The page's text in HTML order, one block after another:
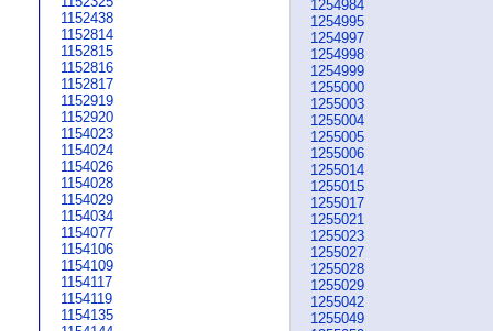
1152438
1152814
1152815
1152816
1152817
1152919
1152920
1154023
1154024
1154026
1154028
1154029
1154034
1154077
1154106
1154109
1154117
1154119
1154135
1254984
1254995
1254997
1254998
1254999
1255000
1255003
1255004
1255005
1255006
1255014
1255015
1255017
1255021
1255023
1255027
1255028
1255029
1255042
1255049